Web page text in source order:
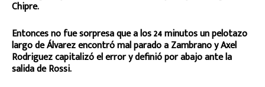
Chipre.
Entonces no fue sorpresa que a los 24 minutos un pelotazo
largo de Álvarez encontró mal parado a Zambrano y Axel
Rodriguez capitalizó el error y definió por abajo ante la
salida de Rossi.